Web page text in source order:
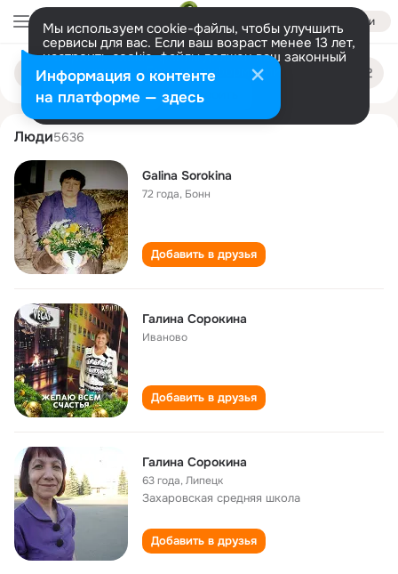
Войти
Мы используем cookie-файлы, чтобы улучшить
сервисы для вас. Если ваш возраст менее 13 лет,
настроить cookie-файлы должен ваш законный
представитель. Больше информации
Разрешить все Настроить
Поиск
людям
galina sorokina
Люди5636
Galina Sorokina
72 года, Бонн
Добавить в друзья
Галина Сорокина
Иваново
Добавить в друзья
Галина Сорокина
63 года,Липецк
Захаровская cредняя школа
Добавить в друзья
Информация о контенте
на платформе — здесь